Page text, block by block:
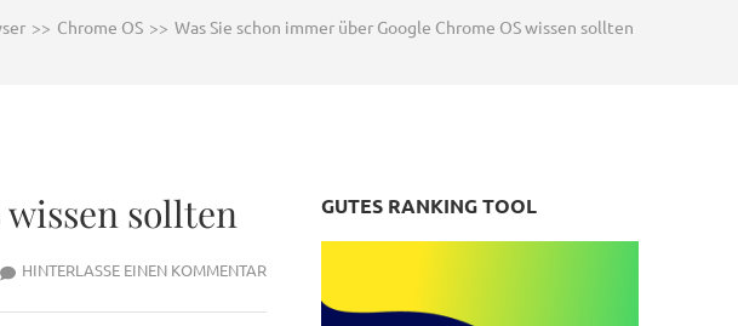
>> Chrome OS >> Was Sie schon immer über Google Chrome OS wissen sollten
wissen sollten
HINTERLASSE EINEN KOMMENTARZU
GUTES RANKING TOOL